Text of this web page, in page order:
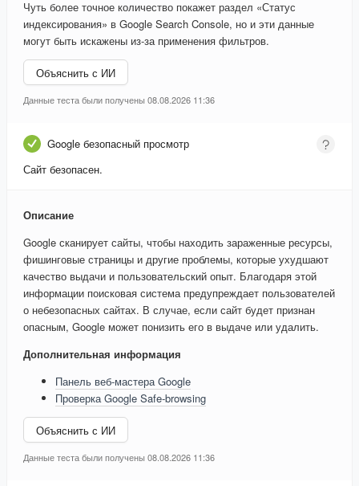
Чуть более точное количество покажет раздел «Статус
индексирования» в Google Search Console, но и эти данные
могут быть искажены из-за применения фильтров.
Объяснить с ИИ
Данные теста были получены 08.08.2026 11:36
Google безопасный просмотр
Сайт безопасен.
Описание
Google сканирует сайты, чтобы находить зараженные ресурсы,
фишинговые страницы и другие проблемы, которые ухудшают
качество выдачи и пользовательский опыт. Благодаря этой
информации поисковая система предупреждает пользователей
о небезопасных сайтах. В случае, если сайт будет признан
опасным, Google может понизить его в выдаче или удалить.
Дополнительная информация
Панель веб-мастера Google
Проверка Google Safe-browsing
Объяснить с ИИ
Данные теста были получены 08.08.2026 11:36